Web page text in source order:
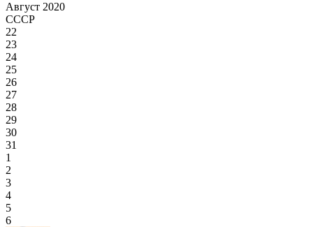
Август 2020
СССР
22
23
24
25
26
27
28
29
30
31
1
2
3
4
5
6